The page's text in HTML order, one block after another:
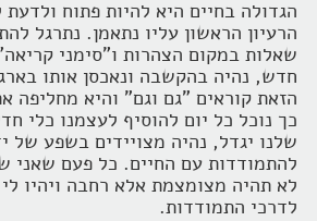
הגדולה בחיים היא להיות פתוח
הרעיון הראשון עליו נתאמן. נתרגל
שאלות במקום הצהרות ו"סימני
חדש, נהיה בהקשבה ונאכסן אותו
הזאת קוראים "גם וגם" והיא מחליפה
כך נוכל כל יום להוסיף לעצמנו כלי
שלנו יגדל, נהיה מצויידים בשפע של
להתמודדות עם החיים. כל פעם שאני
לא תהיה מצומצמת אלא רחבה ויהיו
לדרכי התמודדות.